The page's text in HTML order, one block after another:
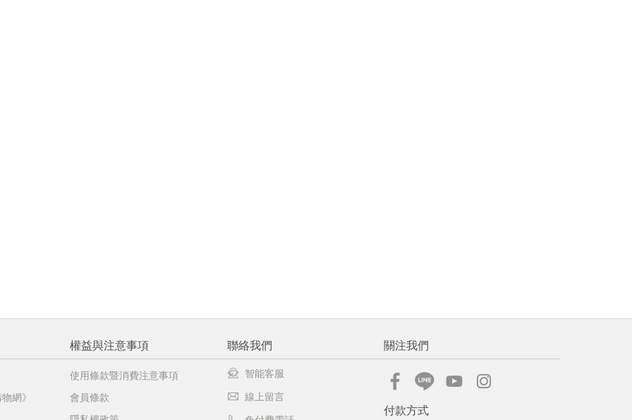
網》
權益與注意事項
使用條款暨消費注意事項
會員條款
聯絡我們
智能客服
線上留言
關注我們
付款方式